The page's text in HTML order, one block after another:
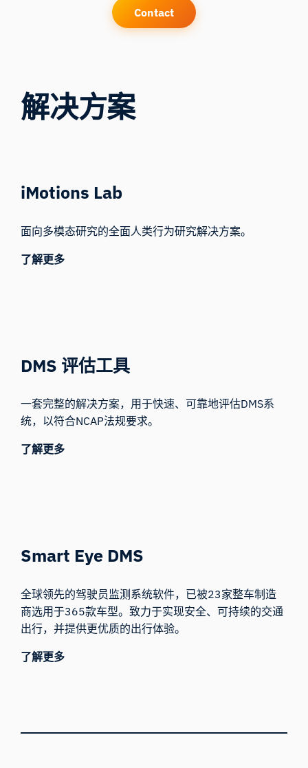
Contact
解决方案
iMotions Lab
面向多模态研究的全面人类行为研究解决方案。
了解更多
DMS 评估工具
一套完整的解决方案，用于快速、可靠地评估DMS系
统，以符合NCAP法规要求。
了解更多
Smart Eye DMS
全球领先的驾驶员监测系统软件，已被23家整车制造
商选用于365款车型。致力于实现安全、可持续的交通
出行，并提供更优质的出行体验。
了解更多